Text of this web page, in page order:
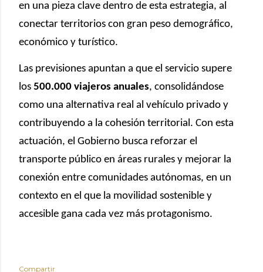
en una pieza clave dentro de esta estrategia, al
conectar territorios con gran peso demográfico,
económico y turístico.
Las previsiones apuntan a que el servicio supere
los 500.000 viajeros anuales, consolidándose
como una alternativa real al vehículo privado y
contribuyendo a la cohesión territorial. Con esta
actuación, el Gobierno busca reforzar el
transporte público en áreas rurales y mejorar la
conexión entre comunidades autónomas, en un
contexto en el que la movilidad sostenible y
accesible gana cada vez más protagonismo.
Compartir